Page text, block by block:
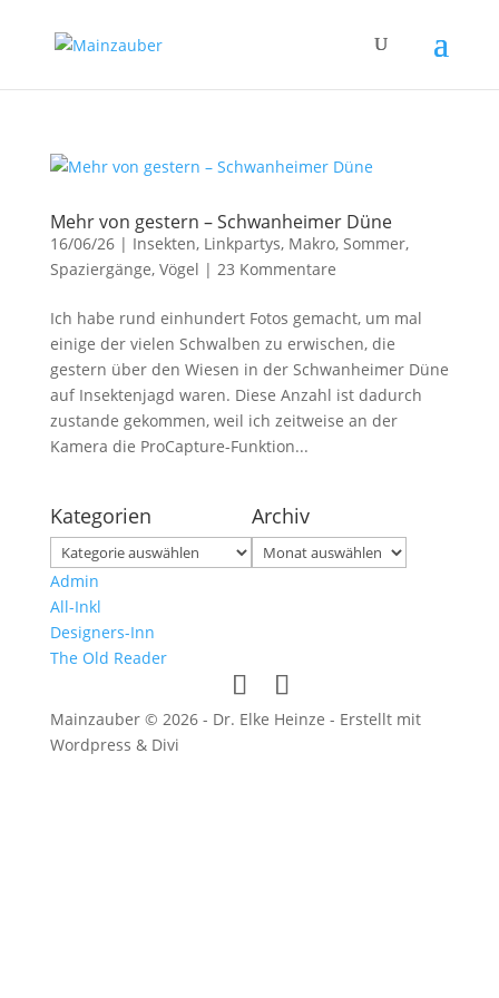
Mehr von gestern – Schwanheimer Düne
16/06/26| Insekten, Linkpartys, Makro, Sommer,
Spaziergänge, Vögel | 23 Kommentare
Ich habe rund einhundert Fotos gemacht, um mal
einige der vielen Schwalben zu erwischen, die
gestern über den Wiesen in der Schwanheimer Düne
auf Insektenjagd waren. Diese Anzahl ist dadurch
zustande gekommen, weil ich zeitweise an der
Kamera die ProCapture-Funktion...
Kategorien
Kategorien
Archiv
Archiv
Admin
All-Inkl
Designers-Inn
The Old Reader
Mainzauber © 2026 - Dr. Elke Heinze - Erstellt mit
Wordpress & Divi